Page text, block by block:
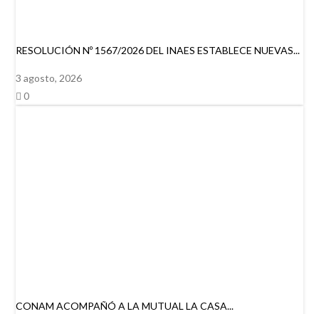
RESOLUCIÓN Nº 1567/2026 DEL INAES ESTABLECE NUEVAS...
3 agosto, 2026
0
CONAM ACOMPAÑÓ A LA MUTUAL LA CASA...